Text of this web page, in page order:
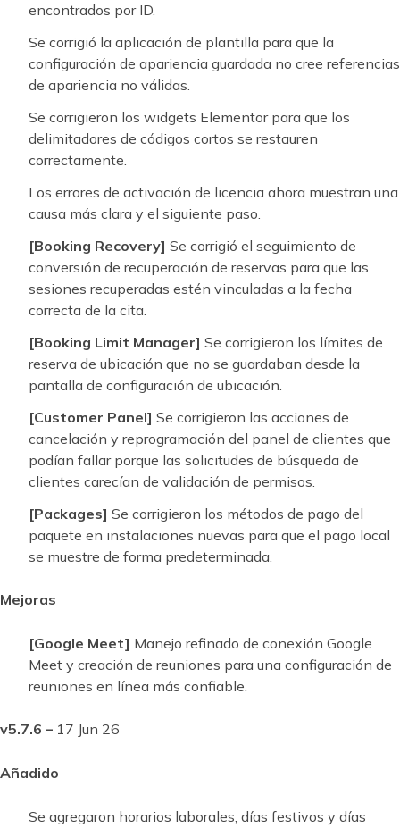
encontrados por ID.
Se corrigió la aplicación de plantilla para que la
configuración de apariencia guardada no cree referencias
de apariencia no válidas.
Se corrigieron los widgets Elementor para que los
delimitadores de códigos cortos se restauren
correctamente.
Los errores de activación de licencia ahora muestran una
causa más clara y el siguiente paso.
[Booking Recovery] Se corrigió el seguimiento de
conversión de recuperación de reservas para que las
sesiones recuperadas estén vinculadas a la fecha
correcta de la cita.
[Booking Limit Manager] Se corrigieron los límites de
reserva de ubicación que no se guardaban desde la
pantalla de configuración de ubicación.
[Customer Panel] Se corrigieron las acciones de
cancelación y reprogramación del panel de clientes que
podían fallar porque las solicitudes de búsqueda de
clientes carecían de validación de permisos.
[Packages] Se corrigieron los métodos de pago del
paquete en instalaciones nuevas para que el pago local
se muestre de forma predeterminada.
Mejoras
[Google Meet] Manejo refinado de conexión Google
Meet y creación de reuniones para una configuración de
reuniones en línea más confiable.
v5.7.6 – 17 Jun 26
Añadido
Se agregaron horarios laborales, días festivos y días